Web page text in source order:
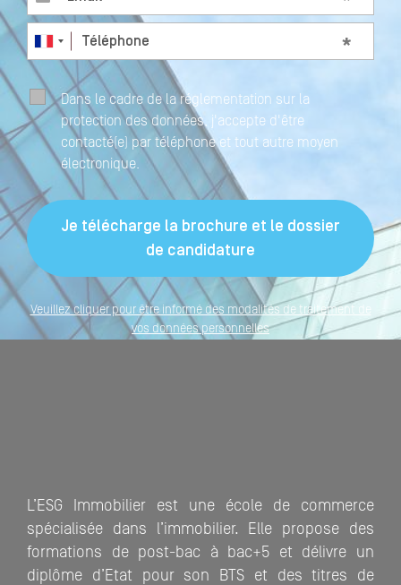
Téléphone*
Dans le cadre de la réglementation sur la
protection des données, j'accepte d'être
contacté(e) par téléphone et tout autre moyen
électronique.
Veuillez cliquer pour être informé des modalités de traitement de
vos données personnelles
L’ESG Immobilier est une école de commerce
spécialisée dans l’immobilier. Elle propose des
formations de post-bac à bac+5 et délivre un
diplôme d’Etat pour son BTS et des titres de